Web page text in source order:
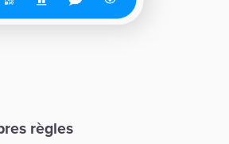
règles